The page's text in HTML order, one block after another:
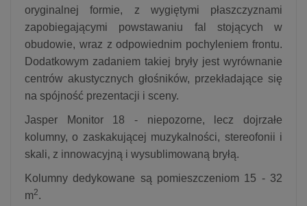
oryginalnej formie, z wygiętymi płaszczyznami
zapobiegającymi powstawaniu fal stojących w
obudowie, wraz z odpowiednim pochyleniem frontu.
Dodatkowym zadaniem takiej bryły jest wyrównanie
centrów akustycznych głośników, przekładające się
na spójność prezentacji i sceny.
Jasper Monitor 18 - niepozorne, lecz dojrzałe
kolumny, o zaskakującej muzykalności, stereofonii i
skali, z innowacyjną i wysublimowaną bryłą.
Kolumny dedykowane są pomieszczeniom 15 - 32
m2.